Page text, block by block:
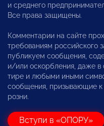
и среднего
Все права защищены.
Комментарии на сайте
требованиям российского
публикуем сообщения,
и/или оскорбления, даже в
тире и любыми иными
сообщения, призывающие
розни.
Вступи в «ОПОРУ»